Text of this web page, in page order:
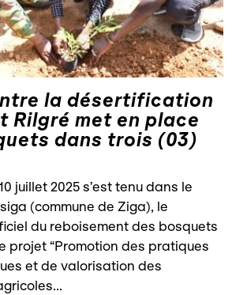
la désertification
Rilgré met en place
dans trois (03)
juillet 2025 s’est tenu dans le
(commune de Ziga), le
du reboisement des bosquets
projet “Promotion des pratiques
et de valorisation des